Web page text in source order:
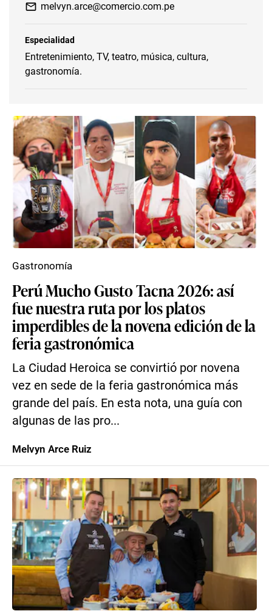
melvyn.arce@comercio.com.pe
Especialidad
Entretenimiento, TV, teatro, música, cultura,
gastronomía.
Perú Mucho Gusto Tacna 2026: así
fue nuestra ruta por los platos
imperdibles de la novena edición de la
feria gastronómica
La Ciudad Heroica se convirtió por novena
vez en sede de la feria gastronómica más
grande del país. En esta nota, una guía con
algunas de las pro...
Gastronomía
Melvyn Arce Ruiz